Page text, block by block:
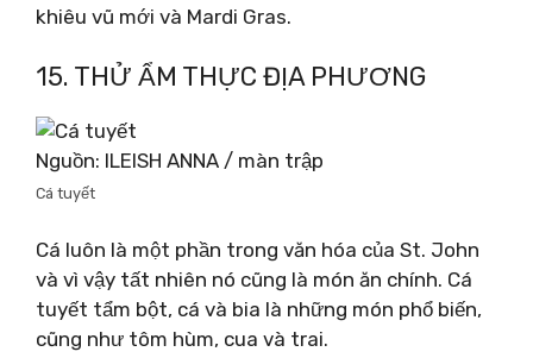
khiêu vũ mới và Mardi Gras.
15. THỬ ẨM THỰC ĐỊA PHƯƠNG
Nguồn: ILEISH ANNA / màn trập
Cá tuyết
Cá luôn là một phần trong văn hóa của St. John
và vì vậy tất nhiên nó cũng là món ăn chính. Cá
tuyết tẩm bột, cá và bia là những món phổ biến,
cũng như tôm hùm, cua và trai.